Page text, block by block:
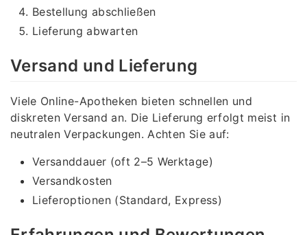
Bestellung abschließen
Lieferung abwarten
Versand und Lieferung
Viele Online-Apotheken bieten schnellen und
diskreten Versand an. Die Lieferung erfolgt meist in
neutralen Verpackungen. Achten Sie auf:
Versanddauer (oft 2–5 Werktage)
Versandkosten
Lieferoptionen (Standard, Express)